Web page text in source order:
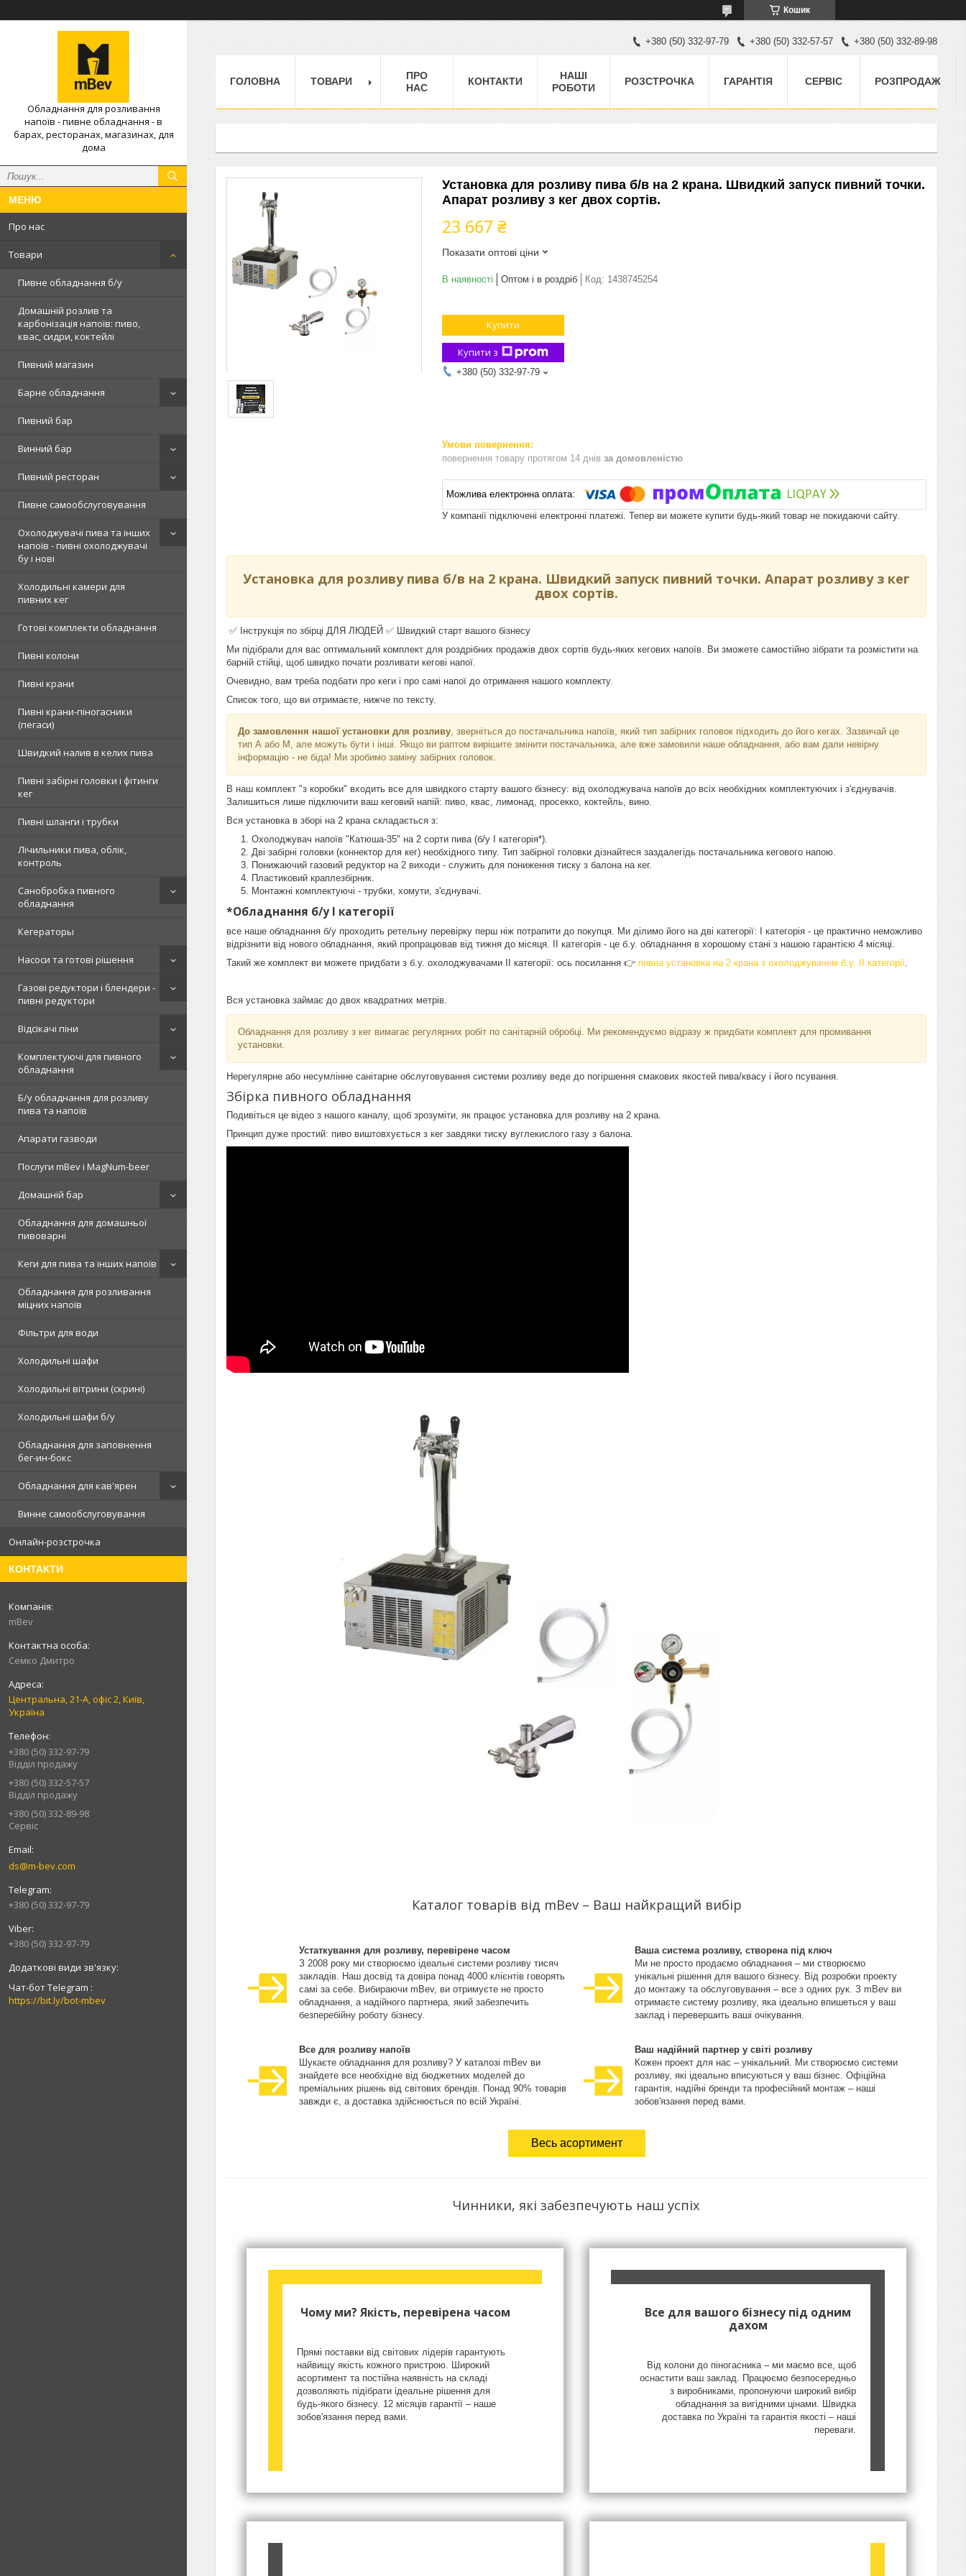
Кошик
Обладнання для розливання
напоїв - пивне обладнання - в
барах, ресторанах, магазинах, для
дома
Про нас
Товари
Пивне обладнання б/у
Домашній розлив та
карбонізація напоїв: пиво,
квас, сидри, коктейлі
Пивний магазин
Барне обладнання
Пивний бар
Винний бар
Пивний ресторан
Пивне самообслуговування
Охолоджувачі пива та інших
напоїв - пивні охолоджувачі
бу і нові
Холодильні камери для
пивних кег
Готові комплекти обладнання
Пивні колони
Пивні крани
Пивні крани-піногасники
(пегаси)
Швидкий налив в келих пива
Пивні забірні головки і фітинги
кег
Пивні шланги і трубки
Лічильники пива, облік,
контроль
Санобробка пивного
обладнання
Кегераторы
Насоси та готові рішення
Газові редуктори і блендери -
пивні редуктори
Відсікачі піни
Комплектуючі для пивного
обладнання
Б/у обладнання для розливу
пива та напоїв
Апарати газводи
Послуги mBev і MagNum-beer
Домашній бар
Обладнання для домашньої
пивоварні
Кеги для пива та інших напоїв
Обладнання для розливання
міцних напоїв
Фільтри для води
Холодильні шафи
Холодильні вітрини (скрині)
Холодильні шафи б/у
Обладнання для заповнення
бег-ин-бокс
Обладнання для кав'ярен
Винне самообслуговування
Онлайн-розстрочка
КОНТАКТИ
mBev
Cемко Дмитро
Центральна, 21-А, офіс 2, Київ,
Україна
+380 (50) 332-97-79
Відділ продажу
+380 (50) 332-57-57
Відділ продажу
+380 (50) 332-89-98
Сервіс
ds@m-bev.com
+380 (50) 332-97-79
+380 (50) 332-97-79
Чат-бот Telegram
https://bit.ly/bot-mbev
+380 (50) 332-97-79 +380 (50) 332-57-57 +380 (50) 332-89-98
ГОЛОВНА ТОВАРИ
ПРО
НАС
КОНТАКТИ
НАШІ
РОБОТИ
РОЗСТРОЧКА ГАРАНТІЯ СЕРВІС РОЗПРОДАЖ
Установка для розливу пива б/в на 2 крана. Швидкий запуск пивний точки.
Апарат розливу з кег двох сортів.
23 667 ₴
Показати оптові ціни
В наявності Оптом і в роздріб Код: 1438745254
Купити
Купити з
+380 (50) 332-97-79
повернення товару протягом 14 днів за домовленістю
У компанії підключені електронні платежі. Тепер ви можете купити будь-який товар не покидаючи сайту.
Установка для розливу пива б/в на 2 крана. Швидкий запуск пивний точки. Апарат розливу з кег
двох сортів.
✅ Інструкція по збірці ДЛЯ ЛЮДЕЙ ✅ Швидкий старт вашого бізнесу
Ми підібрали для вас оптимальний комплект для роздрібних продажів двох сортів будь-яких кегових напоїв. Ви зможете самостійно зібрати та розмістити на
барній стійці, щоб швидко почати розливати кегові напої.
Очевидно, вам треба подбати про кеги і про самі напої до отримання нашого комплекту.
Список того, що ви отримаєте, нижче по тексту.
До замовлення нашої установки для розливу , зверніться до постачальника напоїв, який тип забірних головок підходить до його кегах. Зазвичай це
тип А або М, але можуть бути і інші. Якщо ви раптом вирішите змінити постачальника, але вже замовили наше обладнання, або вам дали невірну
інформацію - не біда! Ми зробимо заміну забірних головок.
В наш комплект "з коробки" входить все для швидкого старту вашого бізнесу: від охолоджувача напоїв до всіх необхідних комплектуючих і з'єднувачів.
Залишиться лише підключити ваш кеговий напій: пиво, квас, лимонад, просекко, коктейль, вино.
Вся установка в зборі на 2 крана складається з:
Охолоджувач напоїв "Катюша-35" на 2 сорти пива (б/у I категорія*).
Дві забірні головки (коннектор для кег) необхідного типу. Тип забірної головки дізнайтеся заздалегідь постачальника кегового напою.
Понижаючий газовий редуктор на 2 виходи - служить для пониження тиску з балона на кег.
Пластиковий краплезбірник.
Монтажні комплектуючі - трубки, хомути, з'єднувачі.
*Обладнання б/у I категорії
все наше обладнання б/у проходить ретельну перевірку перш ніж потрапити до покупця. Ми ділимо його на дві категорії: I категорія - це практично неможливо
відрізнити від нового обладнання, який пропрацював від тижня до місяця. II категорія - це б.у. обладнання в хорошому стані з нашою гарантією 4 місяці.
Такий же комплект ви можете придбати з б.у. охолоджувачами II категорії: ось посилання 👉 пивна установка на 2 крана з охолоджувачем б.у. II категорії
Вся установка займає до двох квадратних метрів.
Обладнання для розливу з кег вимагає регулярних робіт по санітарній обробці. Ми рекомендуємо відразу ж придбати комплект для промивання
установки.
Нерегулярне або несумлінне санітарне обслуговування системи розливу веде до погіршення смакових якостей пива/квасу і його псування.
Збірка пивного обладнання
Подивіться це відео з нашого каналу, щоб зрозуміти, як працює установка для розливу на 2 крана.
Принцип дуже простий: пиво виштовхується з кег завдяки тиску вуглекислого газу з балона.
Каталог товарів від mBev – Ваш найкращий вибір
Устаткування для розливу, перевірене часом
З 2008 року ми створюємо ідеальні системи розливу тисяч
закладів. Наш досвід та довіра понад 4000 клієнтів говорять
самі за себе. Вибираючи mBev, ви отримуєте не просто
обладнання, а надійного партнера, який забезпечить
безперебійну роботу бізнесу.
Все для розливу напоїв
Шукаєте обладнання для розливу? У каталозі mBev ви
знайдете все необхідне від бюджетних моделей до
преміальних рішень від світових брендів. Понад 90% товарів
завжди є, а доставка здійснюється по всій Україні.
Ваша система розливу, створена під ключ
Ми не просто продаємо обладнання – ми створюємо
унікальні рішення для вашого бізнесу. Від розробки проекту
до монтажу та обслуговування – все з одних рук. З mBev ви
отримаєте систему розливу, яка ідеально впишеться у ваш
заклад і перевершить ваші очікування.
Ваш надійний партнер у світі розливу
Кожен проект для нас – унікальний. Ми створюємо системи
розливу, які ідеально вписуються у ваш бізнес. Офіційна
гарантія, надійні бренди та професійний монтаж – наші
зобов'язання перед вами.
Весь асортимент
Чинники, які забезпечують наш успіх
Чому ми? Якість, перевірена часом
Прямі поставки від світових лідерів гарантують
найвищу якість кожного пристрою. Широкий
асортимент та постійна наявність на складі
дозволяють підібрати ідеальне рішення для
будь-якого бізнесу. 12 місяців гарантії – наше
зобов'язання перед вами.
Все для вашого бізнесу під одним
дахом
Від колони до піногасника – ми маємо все, щоб
оснастити ваш заклад. Працюємо безпосередньо
з виробниками, пропонуючи широкий вибір
обладнання за вигідними цінами. Швидка
доставка по Україні та гарантія якості – наші
переваги.